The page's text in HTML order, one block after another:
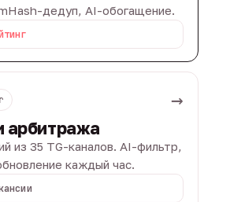
дедуп, AI-обогащение.
→
арбитража
из 35 TG-каналов. AI-фильтр,
каждый час.